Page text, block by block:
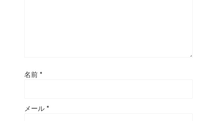
名前 *
メール *